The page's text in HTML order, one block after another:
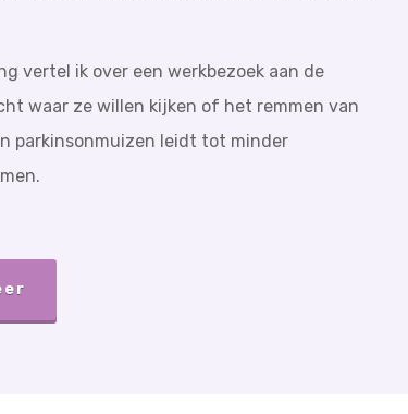
vertel ik over een werkbezoek aan de
waar ze willen kijken of het remmen van
parkinsonmuizen leidt tot minder